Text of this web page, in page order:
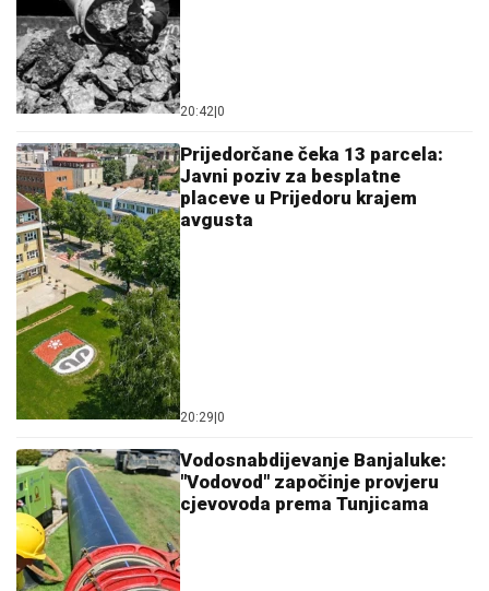
20:42 0
Prijedorčane čeka 13 parcela:
Javni poziv za besplatne
placeve u Prijedoru krajem
avgusta
20:29 0
Vodosnabdijevanje Banjaluke:
"Vodovod" započinje provjeru
cjevovoda prema Tunjicama